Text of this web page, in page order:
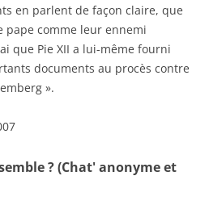
en parlent de façon claire, que
pape comme leur ennemi
que Pie XII a lui-même fourni
documents au procès contre
».
? (Chat' anonyme et